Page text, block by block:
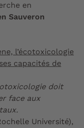
en
Sauveron
l’écotoxicologie
capacités de
doit
face aux
Université),